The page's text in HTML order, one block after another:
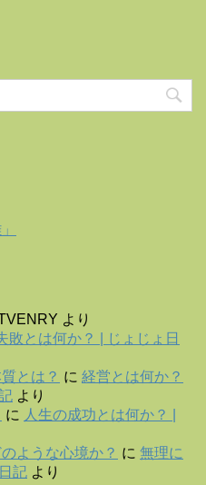
より
敗とは何か？ | じょじょ日
とは？ に 経営とは何か？
より
に 人生の成功とは何か？ |
ような心境か？ に 無理に
記 より